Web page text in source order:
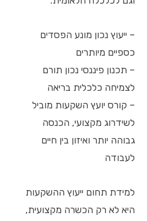
– ייעוץ נכון מונע הפסדים
כספיים מיותרים
– תכנון פיננסי נכון תורם
לצמיחה כלכלית בריאה
– קורס יועץ השקעות מוביל
לשידרוג מקצועי, הכנסה
גבוהה יותר ואיזון בין חיים
לעבודה
למידת תחום ייעוץ ההשקעות
היא לא רק הכשרה מקצועית,